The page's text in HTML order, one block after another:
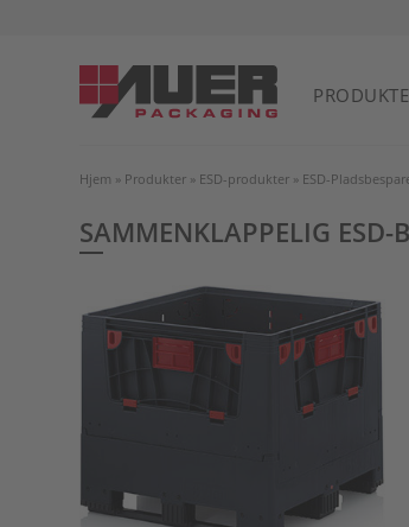
Hjem » Produkter » ESD-produkter » ESD-
SAMMENKLAPPELIG ESD-